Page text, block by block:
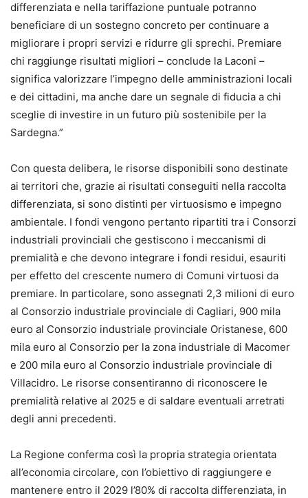
differenziata e nella tariffazione puntuale potranno
beneficiare di un sostegno concreto per continuare a
migliorare i propri servizi e ridurre gli sprechi. Premiare
chi raggiunge risultati migliori – conclude la Laconi –
significa valorizzare l’impegno delle amministrazioni locali
e dei cittadini, ma anche dare un segnale di fiducia a chi
sceglie di investire in un futuro più sostenibile per la
Sardegna.”
Con questa delibera, le risorse disponibili sono destinate
ai territori che, grazie ai risultati conseguiti nella raccolta
differenziata, si sono distinti per virtuosismo e impegno
ambientale. I fondi vengono pertanto ripartiti tra i Consorzi
industriali provinciali che gestiscono i meccanismi di
premialità e che devono integrare i fondi residui, esauriti
per effetto del crescente numero di Comuni virtuosi da
premiare. In particolare, sono assegnati 2,3 milioni di euro
al Consorzio industriale provinciale di Cagliari, 900 mila
euro al Consorzio industriale provinciale Oristanese, 600
mila euro al Consorzio per la zona industriale di Macomer
e 200 mila euro al Consorzio industriale provinciale di
Villacidro. Le risorse consentiranno di riconoscere le
premialità relative al 2025 e di saldare eventuali arretrati
degli anni precedenti.
La Regione conferma così la propria strategia orientata
all’economia circolare, con l’obiettivo di raggiungere e
mantenere entro il 2029 l’80% di raccolta differenziata, in